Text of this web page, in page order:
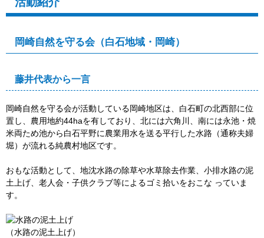
岡崎自然を守る会（白石地域・岡崎）
藤井代表から一言
岡崎自然を守る会が活動している岡崎地区は、白石町の北西部に位
置し、農用地約44haを有しており、北には六角川、南には永池・焼
米両ため池から白石平野に農業用水を送る平行した水路（通称夫婦
堀）が流れる純農村地区です。
おもな活動として、地沈水路の除草や水草除去作業、小排水路の泥
土上げ、老人会・子供クラブ等によるゴミ拾いをおこな っていま
す。
（水路の泥土上げ）